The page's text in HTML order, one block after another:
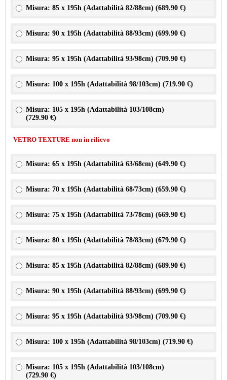
Misura: 85 x 195h (Adattabilità 82/88cm) (689.90 €)
Misura: 90 x 195h (Adattabilità 88/93cm) (699.90 €)
Misura: 95 x 195h (Adattabilità 93/98cm) (709.90 €)
Misura: 100 x 195h (Adattabilità 98/103cm) (719.90 €)
Misura: 105 x 195h (Adattabilità 103/108cm)
(729.90 €)
VETRO TEXTURE non in rilievo
Misura: 65 x 195h (Adattabilità 63/68cm) (649.90 €)
Misura: 70 x 195h (Adattabilità 68/73cm) (659.90 €)
Misura: 75 x 195h (Adattabilità 73/78cm) (669.90 €)
Misura: 80 x 195h (Adattabilità 78/83cm) (679.90 €)
Misura: 85 x 195h (Adattabilità 82/88cm) (689.90 €)
Misura: 90 x 195h (Adattabilità 88/93cm) (699.90 €)
Misura: 95 x 195h (Adattabilità 93/98cm) (709.90 €)
Misura: 100 x 195h (Adattabilità 98/103cm) (719.90 €)
Misura: 105 x 195h (Adattabilità 103/108cm)
(729.90 €)